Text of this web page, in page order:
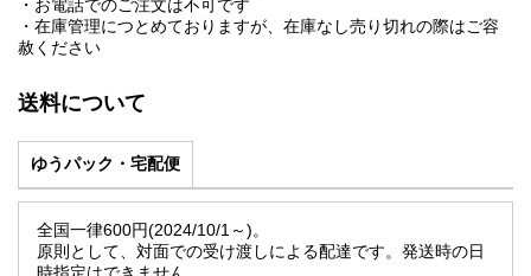
・お電話でのご注文は不可です
・在庫管理につとめておりますが、在庫なし売り切れの際はご容
赦ください
送料について
ゆうパック・宅配便
全国一律600円(2024/10/1～)。
原則として、対面での受け渡しによる配達です。発送時の日